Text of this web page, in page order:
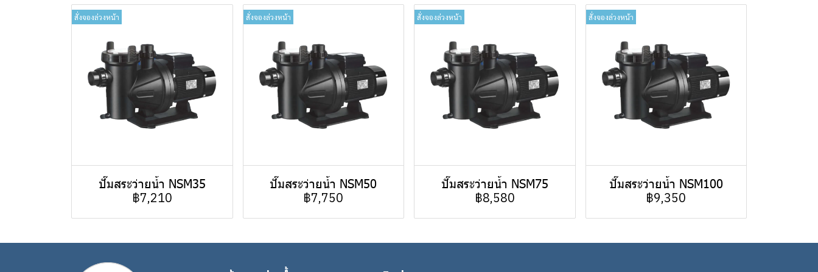
สั่งจองล่วงหน้า
ปั๊มสระว่ายน้ำ NSM35
฿7,210
สั่งจองล่วงหน้า
ปั๊มสระว่ายน้ำ NSM50
฿7,750
สั่งจองล่วงหน้า
ปั๊มสระว่ายน้ำ NSM75
฿8,580
สั่งจองล่วงหน้า
ปั๊มสระว่ายน้ำ NSM100
฿9,350